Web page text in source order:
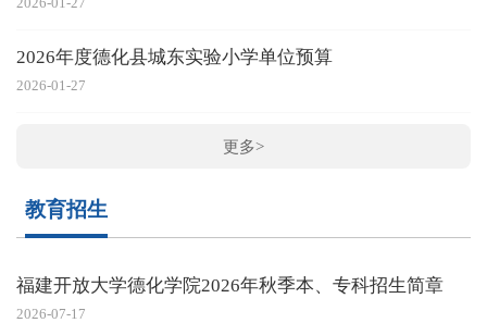
2026年度德化县城东实验小学单位预算
2026-01-27
更多>
教育招生
福建开放大学德化学院2026年秋季本、专科招生简章
2026-07-17